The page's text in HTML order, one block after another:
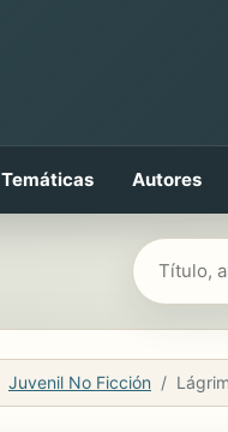
Temáticas Autores
Buscar
Juvenil No Ficción